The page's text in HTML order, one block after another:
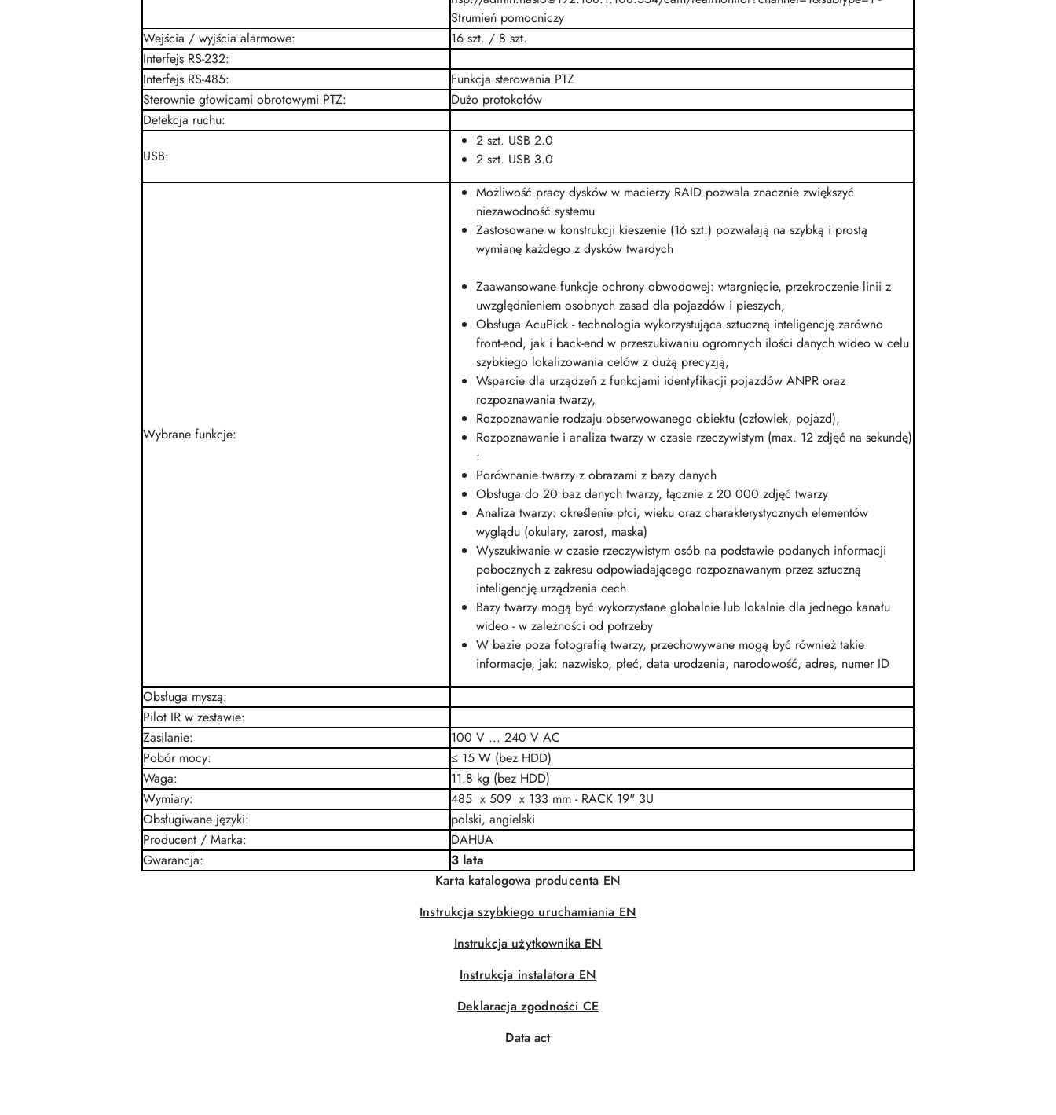
Strumień pomocniczy
Wejścia / wyjścia alarmowe:
16 szt. / 8 szt.
Interfejs RS-232:
Interfejs RS-485:
Funkcja sterowania PTZ
Sterownie głowicami obrotowymi PTZ:
Dużo protokołów
Detekcja ruchu:
USB:
2 szt. USB 2.0
2 szt. USB 3.0
Wybrane funkcje:
Możliwość pracy dysków w macierzy RAID pozwala znacznie zwiększyć
niezawodność systemu
Zastosowane w konstrukcji kieszenie (16 szt.) pozwalają na szybką i prostą
wymianę każdego z dysków twardych
Zaawansowane funkcje ochrony obwodowej: wtargnięcie, przekroczenie linii z
uwzględnieniem osobnych zasad dla pojazdów i pieszych,
Obsługa AcuPick - technologia wykorzystująca sztuczną inteligencję zarówno
front-end, jak i back-end w przeszukiwaniu ogromnych ilości danych wideo w celu
szybkiego lokalizowania celów z dużą precyzją,
Wsparcie dla urządzeń z funkcjami identyfikacji pojazdów ANPR oraz
rozpoznawania twarzy,
Rozpoznawanie rodzaju obserwowanego obiektu (człowiek, pojazd),
Rozpoznawanie i analiza twarzy w czasie rzeczywistym (max. 12 zdjęć na sekundę)
:
Porównanie twarzy z obrazami z bazy danych
Obsługa do 20 baz danych twarzy, łącznie z 20 000 zdjęć twarzy
Analiza twarzy: określenie płci, wieku oraz charakterystycznych elementów
wyglądu (okulary, zarost, maska)
Wyszukiwanie w czasie rzeczywistym osób na podstawie podanych informacji
pobocznych z zakresu odpowiadającego rozpoznawanym przez sztuczną
inteligencję urządzenia cech
Bazy twarzy mogą być wykorzystane globalnie lub lokalnie dla jednego kanału
wideo - w zależności od potrzeby
W bazie poza fotografią twarzy, przechowywane mogą być również takie
informacje, jak: nazwisko, płeć, data urodzenia, narodowość, adres, numer ID
Obsługa myszą:
Pilot IR w zestawie:
Zasilanie: 100 V ... 240 V AC
Pobór mocy:
≤ 15 W (bez HDD)
Waga:
11.8 kg (bez HDD)
Wymiary:
485 x 509 x 133 mm - RACK 19" 3U
Obsługiwane języki:
polski, angielski
Producent / Marka:
DAHUA
Gwarancja:
3 lata
Karta katalogowa producenta EN
Instrukcja szybkiego uruchamiania EN
Instrukcja użytkownika EN
Instrukcja instalatora EN
Deklaracja zgodności CE
Data act